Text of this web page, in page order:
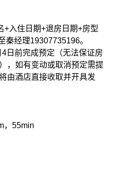
+入住日期+退房日期+房型
秦经理19307735196。
日前完成预定（无法保证房
，如有变动或取消预定需提
由酒店直接收取并开具发
，55min